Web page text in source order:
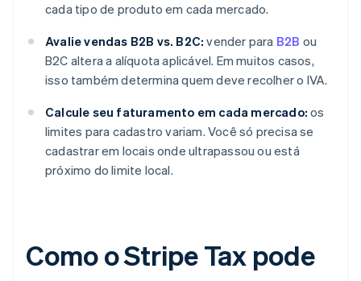
cada tipo de produto em cada mercado.
Avalie vendas B2B vs. B2C: vender para B2B ou
B2C altera a alíquota aplicável. Em muitos casos,
isso também determina quem deve recolher o IVA.
Calcule seu faturamento em cada mercado: os
limites para cadastro variam. Você só precisa se
cadastrar em locais onde ultrapassou ou está
próximo do limite local.
Como o Stripe Tax pode